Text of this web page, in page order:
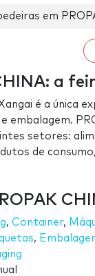
em
a
é a única
embalagem.
setores:
de
, Container,
,